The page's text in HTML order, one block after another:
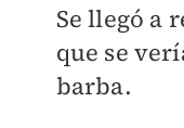
Se llegó a
que se
barba.